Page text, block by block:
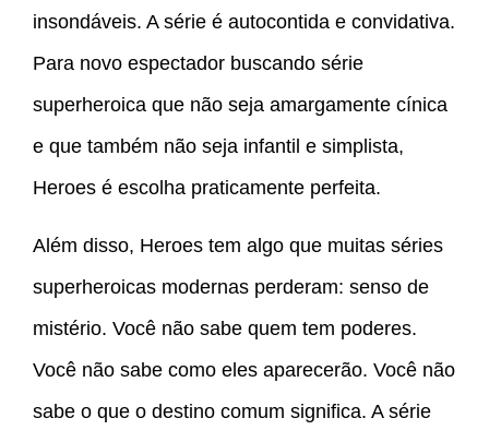
insondáveis. A série é autocontida e convidativa.
Para novo espectador buscando série
superheroica que não seja amargamente cínica
e que também não seja infantil e simplista,
Heroes é escolha praticamente perfeita.
Além disso, Heroes tem algo que muitas séries
superheroicas modernas perderam: senso de
mistério. Você não sabe quem tem poderes.
Você não sabe como eles aparecerão. Você não
sabe o que o destino comum significa. A série